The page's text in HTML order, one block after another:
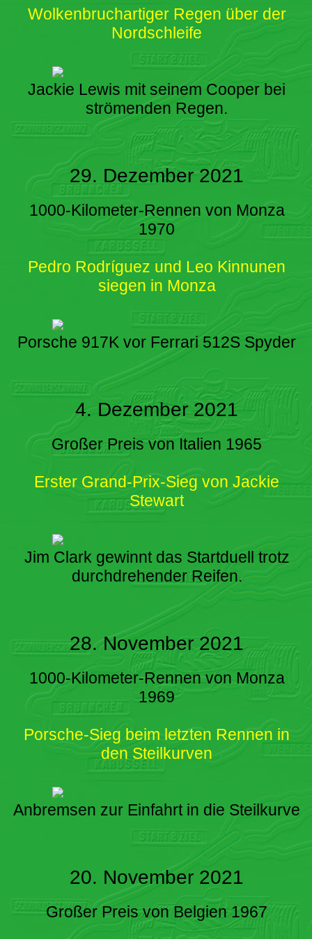
Wolkenbruchartiger Regen über der
Nordschleife
Jackie Lewis mit seinem Cooper bei
strömenden Regen.
29. Dezember 2021
1000-Kilometer-Rennen von Monza
1970
Pedro Rodríguez und Leo Kinnunen
siegen in Monza
Porsche 917K vor Ferrari 512S Spyder
4. Dezember 2021
Großer Preis von Italien 1965
Erster Grand-Prix-Sieg von Jackie
Stewart
Jim Clark gewinnt das Startduell trotz
durchdrehender Reifen.
28. November 2021
1000-Kilometer-Rennen von Monza
1969
Porsche-Sieg beim letzten Rennen in
den Steilkurven
Anbremsen zur Einfahrt in die Steilkurve
20. November 2021
Großer Preis von Belgien 1967